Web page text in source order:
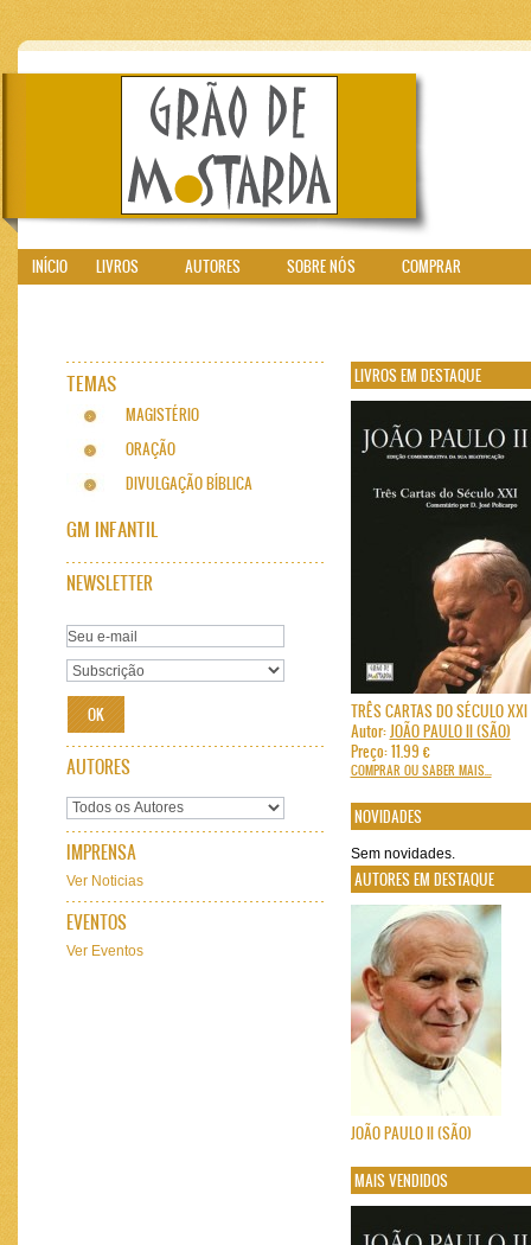
INÍCIO LIVROS AUTORES SOBRE NÓS COMPRAR
TEMAS
MAGISTÉRIO
ORAÇÃO
DIVULGAÇÃO BÍBLICA
GM INFANTIL
NEWSLETTER
AUTORES
IMPRENSA
Ver Noticias
EVENTOS
Ver Eventos
LIVROS EM DESTAQUE
TRÊS CARTAS DO SÉCULO XXI
Autor: JOÃO PAULO II (SÃO)
Preço: 11.99 €
COMPRAR OU SABER MAIS...
NOVIDADES
Sem novidades.
AUTORES EM DESTAQUE
JOÃO PAULO II (SÃO)
MAIS VENDIDOS